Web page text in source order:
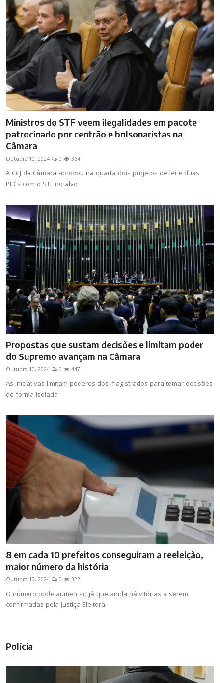
Ministros do STF veem ilegalidades em pacote
patrocinado por centrão e bolsonaristas na
Câmara
Outubro 10, 2024 0 364
A CCJ da Câmara aprovou na quarta dois projetos de lei e duas
PECs com o STF no alvo
Propostas que sustam decisões e limitam poder
do Supremo avançam na Câmara
Outubro 10, 2024 0 447
As iniciativas limitam poderes dos magistrados para tomar decisões
de forma isolada
8 em cada 10 prefeitos conseguiram a reeleição,
maior número da história
Outubro 10, 2024 0 322
O número pode aumentar, já que ainda há vitórias a serem
confirmadas pela Justiça Eleitoral
Polícia